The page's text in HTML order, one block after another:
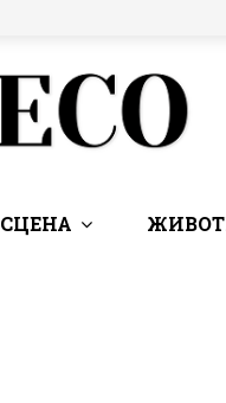
СЦЕНА